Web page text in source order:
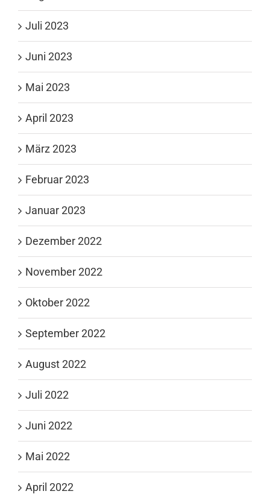
Juli 2023
Juni 2023
Mai 2023
April 2023
März 2023
Februar 2023
Januar 2023
Dezember 2022
November 2022
Oktober 2022
September 2022
August 2022
Juli 2022
Juni 2022
Mai 2022
April 2022